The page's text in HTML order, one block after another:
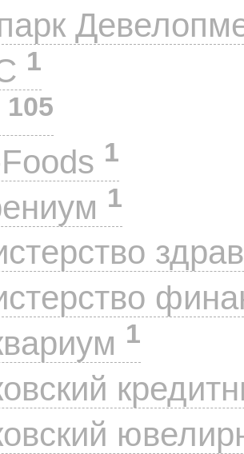
1
105
1
1
1